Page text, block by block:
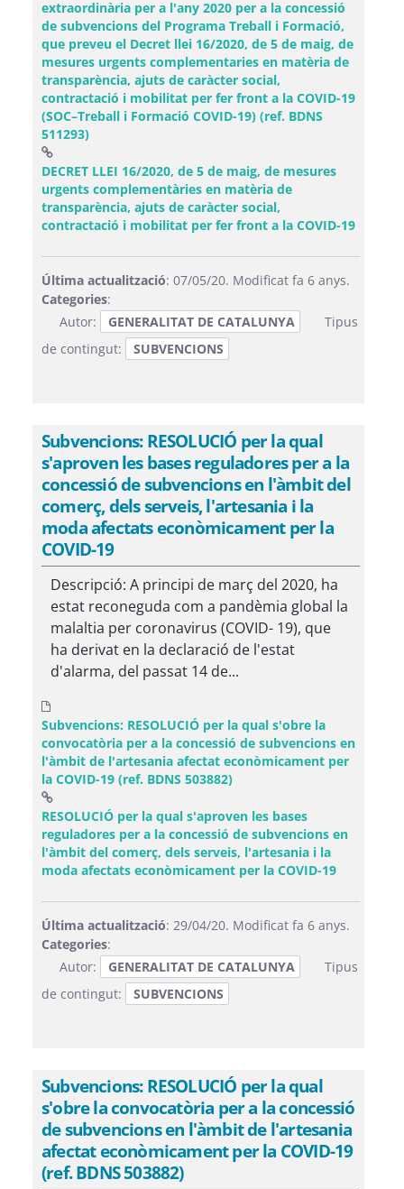
extraordinària per a l'any 2020 per a la concessió
de subvencions del Programa Treball i Formació,
que preveu el Decret llei 16/2020, de 5 de maig, de
mesures urgents complementaries en matèria de
transparència, ajuts de caràcter social,
contractació i mobilitat per fer front a la COVID-19
(SOC–Treball i Formació COVID-19) (ref. BDNS
511293)
DECRET LLEI 16/2020, de 5 de maig, de mesures
urgents complementàries en matèria de
transparència, ajuts de caràcter social,
contractació i mobilitat per fer front a la COVID-19(Obre
Última actualització: 07/05/20. Modificat fa 6 anys.
Categories:
Autor:
GENERALITAT DE CATALUNYA
Tipus
de contingut:
SUBVENCIONS
Subvencions: RESOLUCIÓ per la qual
s'aproven les bases reguladores per a la
concessió de subvencions en l'àmbit del
comerç, dels serveis, l'artesania i la
moda afectats econòmicament per la
COVID-19
Descripció: A principi de març del 2020, ha
estat reconeguda com a pandèmia global la
malaltia per coronavirus (COVID- 19), que
ha derivat en la declaració de l'estat
d'alarma, del passat 14 de...
Subvencions: RESOLUCIÓ per la qual s'obre la
convocatòria per a la concessió de subvencions en
l'àmbit de l'artesania afectat econòmicament per
la COVID-19 (ref. BDNS 503882)
RESOLUCIÓ per la qual s'aproven les bases
reguladores per a la concessió de subvencions en
l'àmbit del comerç, dels serveis, l'artesania i la
moda afectats econòmicament per la COVID-19(Obre una
Última actualització: 29/04/20. Modificat fa 6 anys.
Categories:
Autor:
GENERALITAT DE CATALUNYA
Tipus
de contingut:
SUBVENCIONS
Subvencions: RESOLUCIÓ per la qual
s'obre la convocatòria per a la concessió
de subvencions en l'àmbit de l'artesania
afectat econòmicament per la COVID-19
(ref. BDNS 503882)